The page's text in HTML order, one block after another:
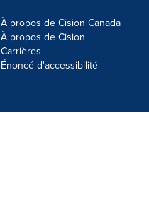
À propos de Cision Canada
À propos de Cision
Carrières
Énoncé d'accessibilité